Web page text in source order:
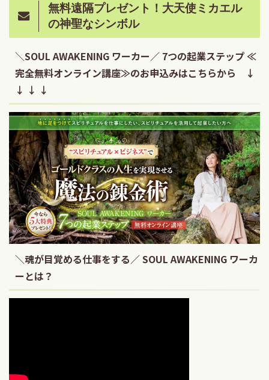
無料遠隔プレゼント！大天使ミカエル
の神聖なシンボル
＼SOUL AWAKENING ワーカー／ 7つの起業ステップ ≪
完全無料オンライン講座≫のお申込みはこちらから ↓
↓ ↓ ↓
＼魂が目覚める仕事をする／ SOUL AWAKENING ワーカ
ーとは？